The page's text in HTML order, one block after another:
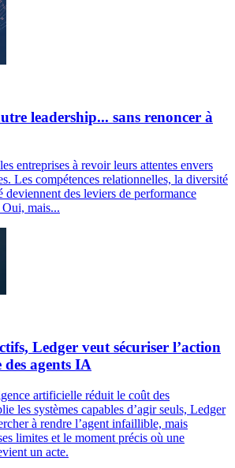
leadership... sans renoncer à
entreprises à revoir leurs attentes envers
Les compétences relationnelles, la diversité
deviennent des leviers de performance
mais...
Ledger veut sécuriser l’action
des agents IA
artificielle réduit le coût des
les systèmes capables d’agir seuls, Ledger
à rendre l’agent infaillible, mais
limites et le moment précis où une
un acte.